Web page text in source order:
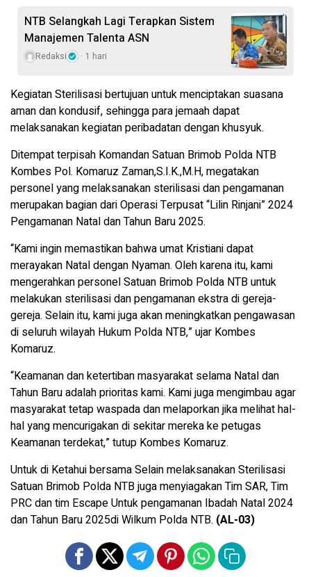
NTB Selangkah Lagi Terapkan Sistem
Manajemen Talenta ASN
Redaksi 1 hari
Kegiatan Sterilisasi bertujuan untuk menciptakan suasana
aman dan kondusif, sehingga para jemaah dapat
melaksanakan kegiatan peribadatan dengan khusyuk.
Ditempat terpisah Komandan Satuan Brimob Polda NTB
Kombes Pol. Komaruz Zaman,S.I.K.,M.H, megatakan
personel yang melaksanakan sterilisasi dan pengamanan
merupakan bagian dari Operasi Terpusat “Lilin Rinjani” 2024
Pengamanan Natal dan Tahun Baru 2025.
“Kami ingin memastikan bahwa umat Kristiani dapat
merayakan Natal dengan Nyaman. Oleh karena itu, kami
mengerahkan personel Satuan Brimob Polda NTB untuk
melakukan sterilisasi dan pengamanan ekstra di gereja-
gereja. Selain itu, kami juga akan meningkatkan pengawasan
di seluruh wilayah Hukum Polda NTB,” ujar Kombes
Komaruz.
“Keamanan dan ketertiban masyarakat selama Natal dan
Tahun Baru adalah prioritas kami. Kami juga mengimbau agar
masyarakat tetap waspada dan melaporkan jika melihat hal-
hal yang mencurigakan di sekitar mereka ke petugas
Keamanan terdekat,” tutup Kombes Komaruz.
Untuk di Ketahui bersama Selain melaksanakan Sterilisasi
Satuan Brimob Polda NTB juga menyiagakan Tim SAR, Tim
PRC dan tim Escape Untuk pengamanan Ibadah Natal 2024
dan Tahun Baru 2025di Wilkum Polda NTB. (AL-03)